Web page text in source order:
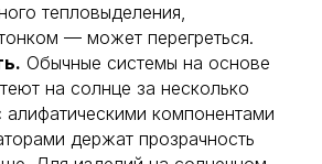
тепловыделения,
— может перегреться.
Обычные системы на основе
на солнце за несколько
компонентами
держат прозрачность